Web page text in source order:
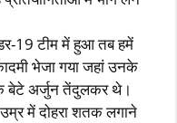
19 टीम में हुआ तब हमें
भेजा गया जहां उनके
अर्जुन तेंदुलकर थे।
में दोहरा शतक लगाने